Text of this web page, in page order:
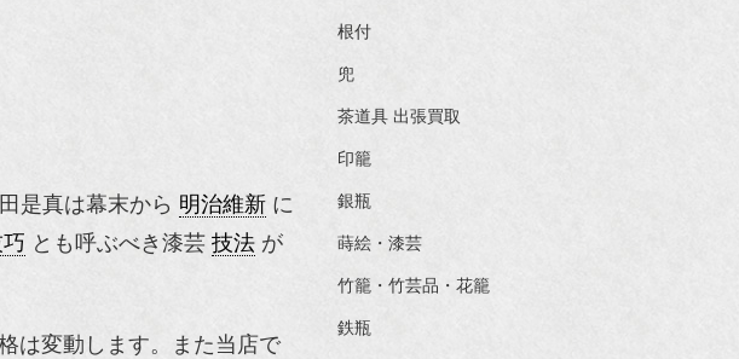
是真は幕末から 明治維新 に
とも呼ぶべき漆芸 技法 が
は変動します。また当店で
根付
兜
茶道具 出張買取
印籠
銀瓶
蒔絵・漆芸
竹籠・竹芸品・花籠
鉄瓶